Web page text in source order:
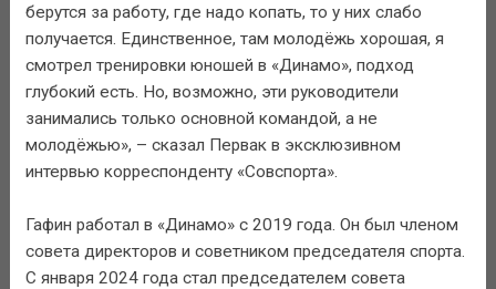
берутся за работу, где надо копать, то у них слабо
получается. Единственное, там молодёжь хорошая, я
смотрел тренировки юношей в «Динамо», подход
глубокий есть. Но, возможно, эти руководители
занимались только основной командой, а не
молодёжью», – сказал Первак в эксклюзивном
интервью корреспонденту «Совспорта».
Гафин работал в «Динамо» с 2019 года. Он был членом
совета директоров и советником председателя спорта.
С января 2024 года стал председателем совета